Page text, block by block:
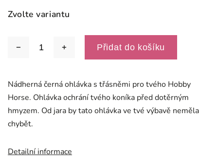
Zvolte variantu
Přidat do košíku
Nádherná černá ohlávka s třásněmi pro tvého Hobby
Horse. Ohlávka ochrání tvého koníka před dotěrným
hmyzem. Od jara by tato ohlávka ve tvé výbavě neměla
chybět.
Detailní informace